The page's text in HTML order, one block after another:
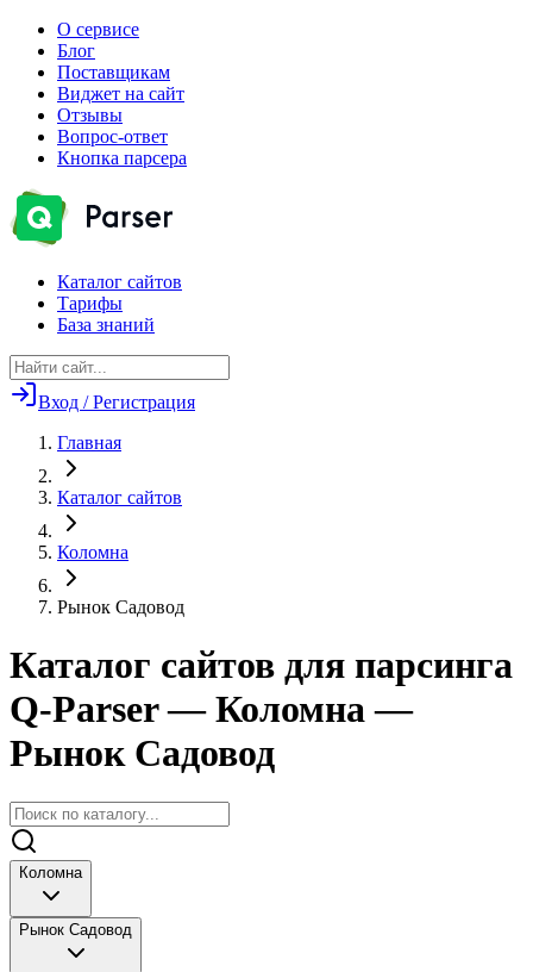
О сервисе
Блог
Поставщикам
Виджет на сайт
Отзывы
Вопрос-ответ
Кнопка парсера
Каталог сайтов
Тарифы
База знаний
Вход / Регистрация
Главная
Каталог сайтов
Коломна
Рынок Садовод
Каталог сайтов для парсинга
Q-Parser— Коломна —
Рынок Садовод
Коломна
Рынок Садовод